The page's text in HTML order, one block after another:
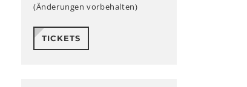
(Änderungen vorbehalten)
TICKETS